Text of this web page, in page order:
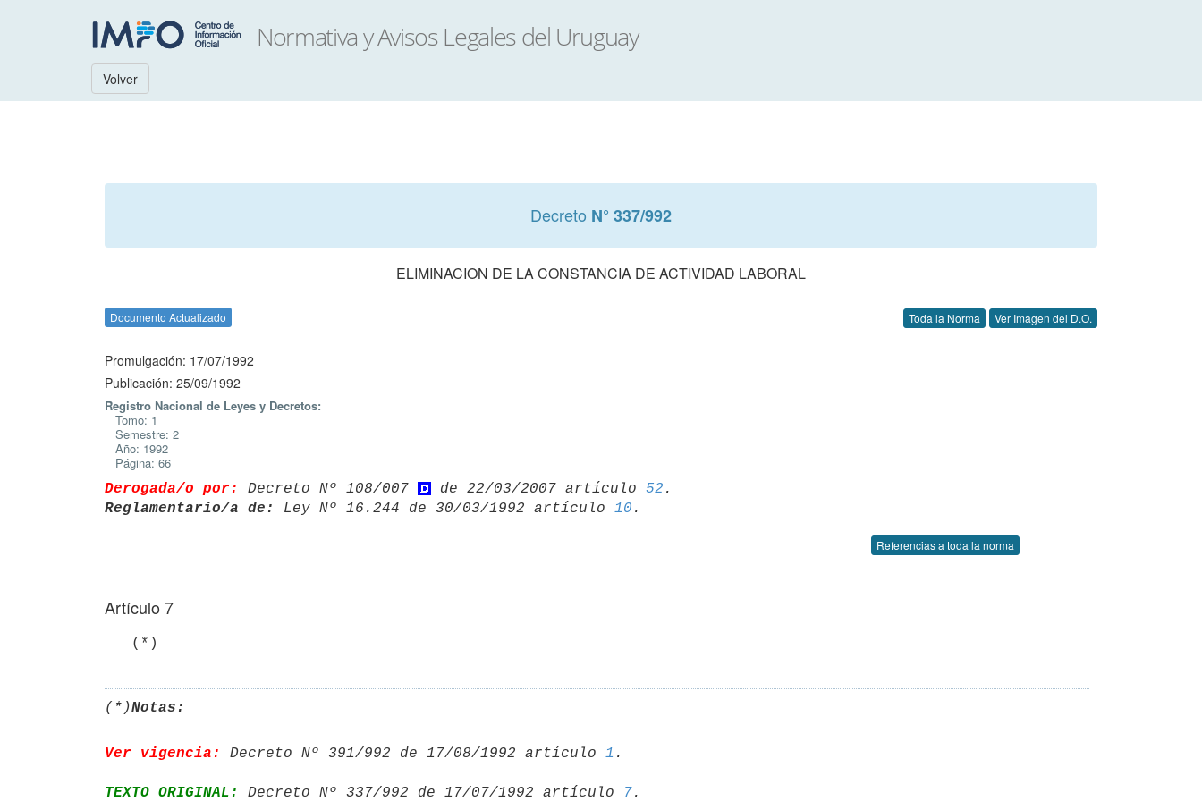
Volver
Decreto N° 337/992
ELIMINACION DE LA CONSTANCIA DE ACTIVIDAD LABORAL
Documento Actualizado Toda la Norma Ver Imagen del D.O.
Promulgación: 17/07/1992
Publicación: 25/09/1992
Registro Nacional de Leyes y Decretos:
Tomo: 1
Semestre: 2
Año: 1992
Página: 66
Derogada/o por: Decreto Nº 108/007 de 22/03/2007 artículo 52
Reglamentario/a de:
Ley Nº 16.244 de 30/03/1992 artículo 10
Referencias a toda la norma
Artículo 7
(*)Notas:
Ver vigencia: Decreto Nº 391/992 de 17/08/1992 artículo 1
TEXTO ORIGINAL: Decreto Nº 337/992 de 17/07/1992 artículo 7